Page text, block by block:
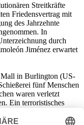
Streitkräfte
Friedensvertrag mit
des Jahrzehnte
In
durch
Jiménez erwartet
Mall in Burlington (US-
fünf Menschen
waren verletzt
Ein terroristisches